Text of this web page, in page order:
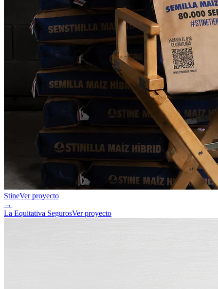
StineVer proyecto
→
La Equitativa SegurosVer proyecto